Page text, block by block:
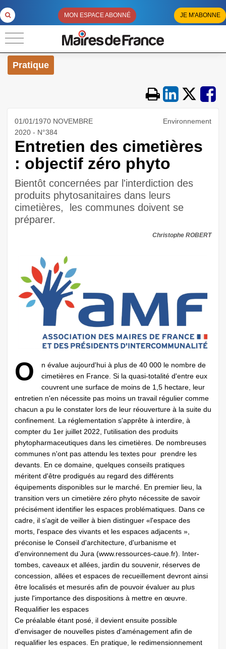
MON ESPACE ABONNÉ JE M'ABONNE
Pratique
01/01/1970 NOVEMBRE
2020 - N°384
Environnement
Entretien des cimetières
: objectif zéro phyto
Bientôt concernées par l'interdiction des
produits phytosanitaires dans leurs
cimetières, les communes doivent se
préparer.
Christophe ROBERT
O
n évalue aujourd'hui à plus de 40 000 le nombre de
cimetières en France. Si la quasi-totalité d'entre eux
couvrent une surface de moins de 1,5 hectare, leur
entretien n'en nécessite pas moins un travail régulier comme
chacun a pu le constater lors de leur réouverture à la suite du
confinement. La réglementation s'apprête à interdire, à
compter du 1er juillet 2022, l'utilisation des produits
phytopharmaceutiques dans les cimetières. De nombreuses
communes n'ont pas attendu les textes pour prendre les
devants. En ce domaine, quelques conseils pratiques
méritent d'être prodigués au regard des différents
équipements disponibles sur le marché. En premier lieu, la
transition vers un cimetière zéro phyto nécessite de savoir
précisément identifier les espaces problématiques. Dans ce
cadre, il s'agit de veiller à bien distinguer «l'espace des
morts, l'espace des vivants et les espaces adjacents »,
préconise le Conseil d'architecture, d'urbanisme et
d'environnement du Jura (www.ressources-caue.fr). Inter-
tombes, caveaux et allées, jardin du souvenir, réserves de
concession, allées et espaces de recueillement devront ainsi
être localisés et mesurés afin de pouvoir évaluer au plus
juste l'importance des dispositions à mettre en œuvre.
Requalifier les espaces
Ce préalable étant posé, il devient ensuite possible
d'envisager de nouvelles pistes d'aménagement afin de
requalifier les espaces. En pratique, le redimensionnement